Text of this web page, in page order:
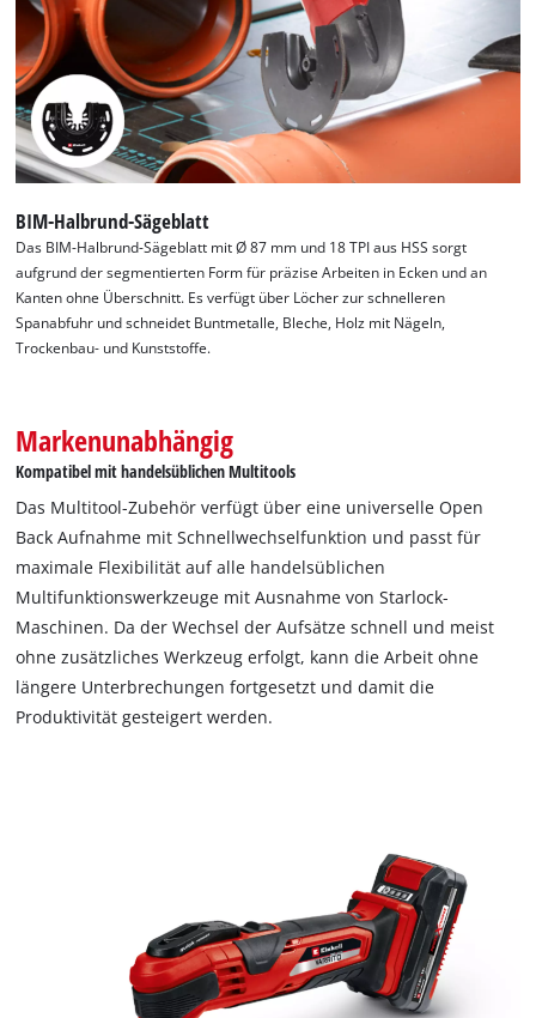
erleichtert den schnellen Wechsel der Werkzeuge für
Multitools während der Arbeit und erhöht die Produktivität.
Mit seiner durchdachten Auswahl bietet das Einhell Multitool-
Zubehör eine exzellente Basis für eine Vielzahl von Projekten.
BIM-Halbrund-Sägeblatt
Das BIM-Halbrund-Sägeblatt mit Ø 87 mm und 18 TPI aus HSS sorgt
aufgrund der segmentierten Form für präzise Arbeiten in Ecken und an
Kanten ohne Überschnitt. Es verfügt über Löcher zur schnelleren
Spanabfuhr und schneidet Buntmetalle, Bleche, Holz mit Nägeln,
Trockenbau- und Kunststoffe.
Markenunabhängig
Kompatibel mit handelsüblichen Multitools
Das Multitool-Zubehör verfügt über eine universelle Open
Back Aufnahme mit Schnellwechselfunktion und passt für
maximale Flexibilität auf alle handelsüblichen
Multifunktionswerkzeuge mit Ausnahme von Starlock-
Maschinen. Da der Wechsel der Aufsätze schnell und meist
ohne zusätzliches Werkzeug erfolgt, kann die Arbeit ohne
längere Unterbrechungen fortgesetzt und damit die
Produktivität gesteigert werden.